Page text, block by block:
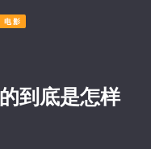
电影
到底是怎样